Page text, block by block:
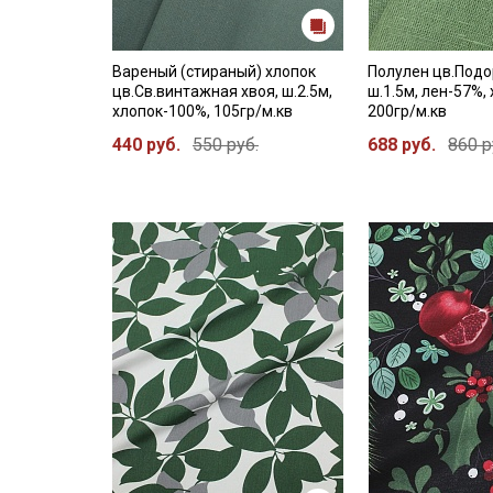
Вареный (стираный) хлопок
цв.Св.винтажная хвоя, ш.2.5м,
хлопок-100%, 105гр/м.кв
440 руб. 550 руб.
Полулен
ш.1.5м, лен-57%,
200гр/м.кв
688 руб. 860